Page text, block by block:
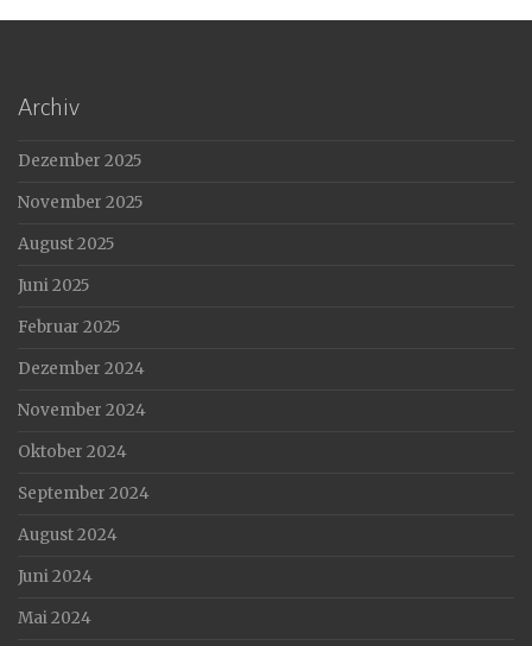
Archiv
Dezember 2025
November 2025
August 2025
Juni 2025
Februar 2025
Dezember 2024
November 2024
Oktober 2024
September 2024
August 2024
Juni 2024
Mai 2024